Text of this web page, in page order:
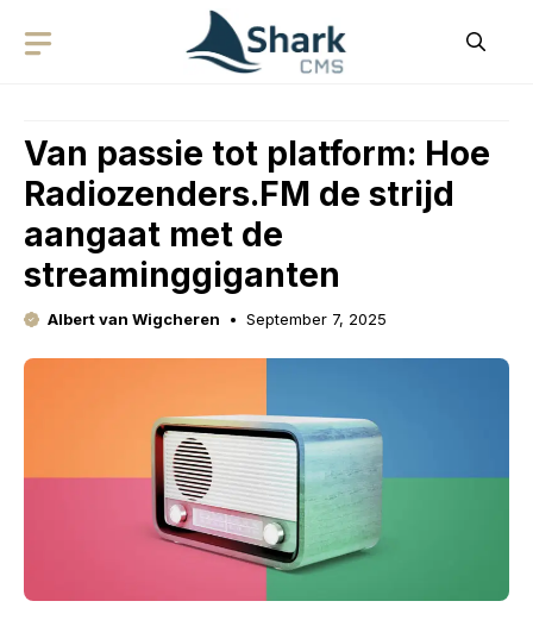
Van passie tot platform: Hoe
Radiozenders.FM de strijd
aangaat met de
streaminggiganten
Albert van Wigcheren September 7, 2025